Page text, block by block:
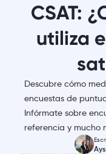
CSAT:
utiliza
Descubre cómo
encuestas de
Infórmate sobre
referencia y mucho